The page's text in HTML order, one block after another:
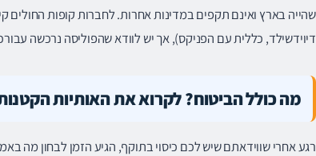
שהייה בארץ ואינם תקפים במדינות אחרות. לחברות קופות החולים
דיוידשילד, כללית עם הפניקס), אך יש לוודא שהפוליסה נרכשה
מה כולל הביטוח? לקרוא את האותיות
רגע אחרי שווידאתם שיש לכם כיסוי בתוקף, הגיע הזמן לבחון מה